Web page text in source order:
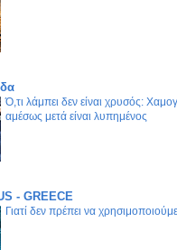
Ό,τι λάμπει δεν είναι χρυσός:
αμέσως μετά είναι λυπημένος
- GREECE
Γιατί δεν πρέπει να